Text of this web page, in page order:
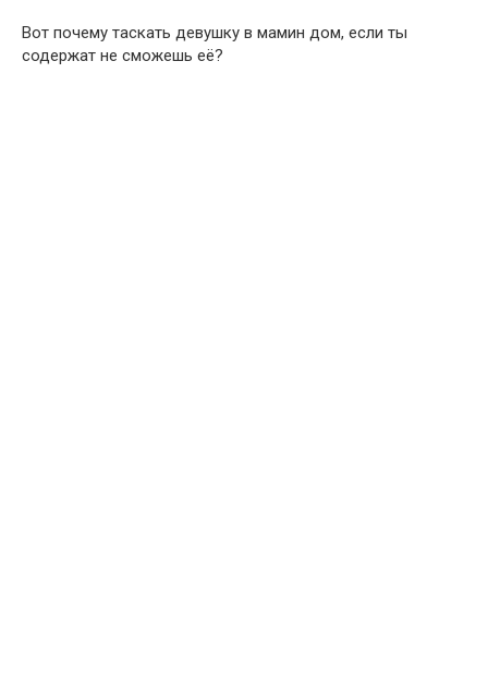
Вот почему таскать девушку в мамин дом, если ты
содержат не сможешь её?